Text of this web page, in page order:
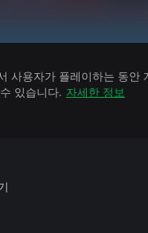
사용자가 플레이하는 동안
있습니다. 자세한 정보